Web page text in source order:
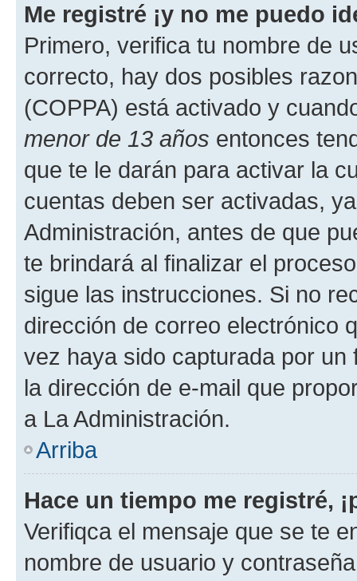
Me registré ¡y no me puedo
Primero, verifica tu nombre de
correcto, hay dos posibles
(COPPA) está activado y
menor de 13 años entonces
que te le darán para activar la
cuentas deben ser activadas,
Administración, antes de que
te brindará al finalizar el
sigue las instrucciones. Si no
dirección de correo electrónico
vez haya sido capturada por
la dirección de e-mail que
a La Administración.
Arriba
Hace un tiempo me registré,
Verifiqca el mensaje que se te
nombre de usuario y